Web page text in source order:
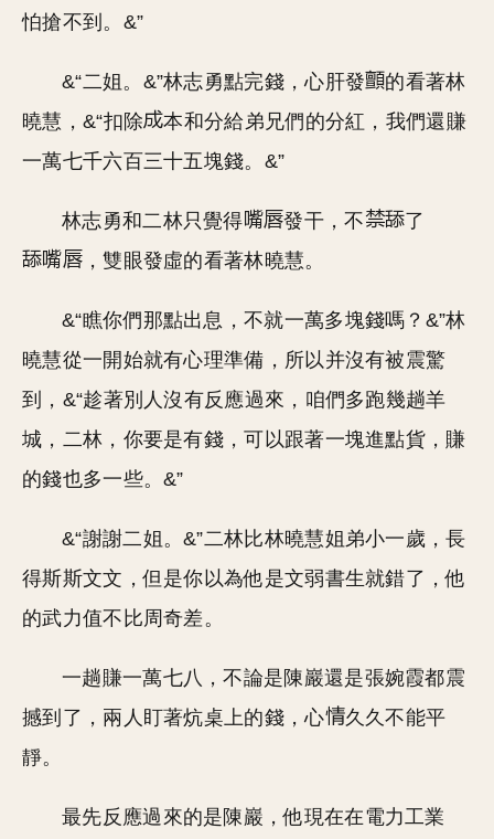
怕搶不到。&”
&“二姐。&”林志勇點完錢，心肝發
的看著林
曉慧，&“扣除
本和分給弟兄們的分紅，我們還賺
一萬七千六百三十五塊錢。&”
林志勇和二林只覺得 發干，不
了
，雙眼發虛的看著林曉慧。
&“瞧你們那點出息，不就一萬多塊錢嗎？&”林
曉慧從一開始就有心理準備，所以并沒有被震驚
到，&“趁著別人沒有反應過來，咱們多跑幾趟羊
城，二林，你要是有錢，可以跟著一塊進點貨，賺
的錢也多一些。&”
&“謝謝二姐。&”二林比林曉慧姐弟小一歲，長
得斯斯文文，但是你以為他是文弱書生就錯了，他
的武力值不比周奇差。
一趟賺一萬七八，不論是陳巖還是張婉霞都震
撼到了，兩人盯著炕桌上的錢，心
久久不能平
靜。
最先反應過來的是陳巖，他現在在電力工業